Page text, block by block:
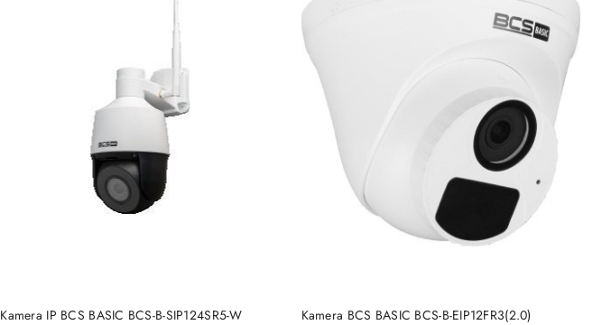
Kamera IP BCS BASIC BCS-B-SIP124SR5-W
DODAJ DO KOSZYKA Kamera BCS BASIC BCS-B-EIP12FR3(2.0)